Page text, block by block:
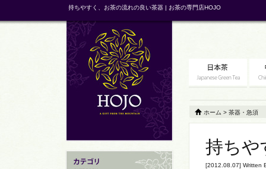
持ちやすく、お茶の流れの良い茶器 | お茶の専門店HOJO
ホーム > 茶器・急須
持ちや
[2012.08.07] Written